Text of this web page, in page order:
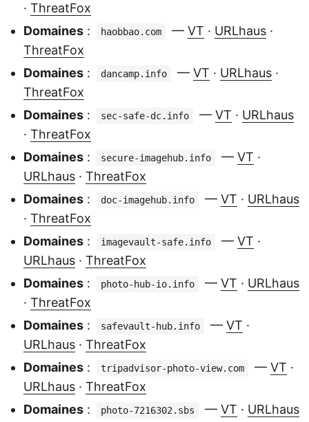
· ThreatFox
Domaines : haobbao.com — VT · URLhaus ·
ThreatFox
Domaines : dancamp.info — VT · URLhaus ·
ThreatFox
Domaines : sec-safe-dc.info — VT · URLhaus
· ThreatFox
Domaines : secure-imagehub.info — VT ·
URLhaus · ThreatFox
Domaines : doc-imagehub.info — VT · URLhaus
· ThreatFox
Domaines : imagevault-safe.info — VT ·
URLhaus · ThreatFox
Domaines : photo-hub-io.info — VT · URLhaus
· ThreatFox
Domaines : safevault-hub.info — VT ·
URLhaus · ThreatFox
Domaines : tripadvisor-photo-view.com — VT ·
URLhaus · ThreatFox
Domaines : photo-7216302.sbs — VT · URLhaus